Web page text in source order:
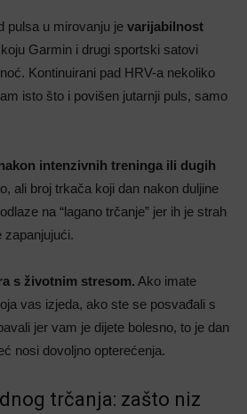
pulsa u mirovanju je varijabilnost
Garmin i drugi sportski satovi
Kontinuirani pad HRV-a nekoliko
isto što i povišen jutarnji puls, samo
intenzivnih treninga ili dugih
ali broj trkača koji dan nakon duljine
na “lagano trčanje” jer ih je strah
zapanjujući.
s životnim stresom. Ako imate
vas izjeda, ako ste se posvađali s
jer vam je dijete bolesno, to je dan
nosi dovoljno opterećenja.
trčanja: zašto niz